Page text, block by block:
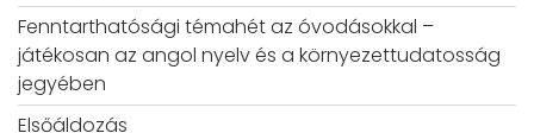
Fenntarthatósági témahét az óvodásokkal –
játékosan az angol nyelv és a környezettudatosság
jegyében
Elsőáldozás